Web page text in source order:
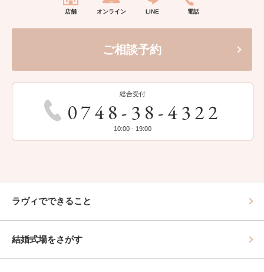
店舗 オンライン LINE 電話
ご相談予約
総合受付
0748-38-4322
10:00 - 19:00
ラヴィでできること
結婚式場をさがす